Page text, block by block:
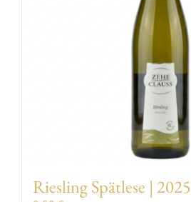
Riesling Spätlese | 2025